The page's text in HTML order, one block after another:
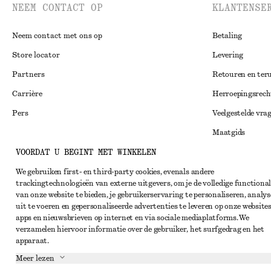
NEEM CONTACT OP
Neem contact met ons op
Store locator
Partners
Carrière
Pers
Instagram
Pinterest
Facebook
YouTube
TikTok
Betaling
Levering
Retouren en
Veelgestelde
Maatgids
Alternatieve
Algemene
Cookieverklaring
Cookie- en
VOORDAT U BEGINT MET WINKELEN
We gebruiken first- en third-party cookies, evenals andere
trackingtechnologieën van externe uitgevers, om je de volledige
van onze website te bieden, je gebruikerservaring te personaliseren,
uit te voeren en gepersonaliseerde advertenties te leveren op onze
apps en nieuwsbrieven op internet en via sociale mediaplatforms. We
verzamelen hiervoor informatie over de gebruiker, het surfgedrag en het
apparaat.
Meer lezen